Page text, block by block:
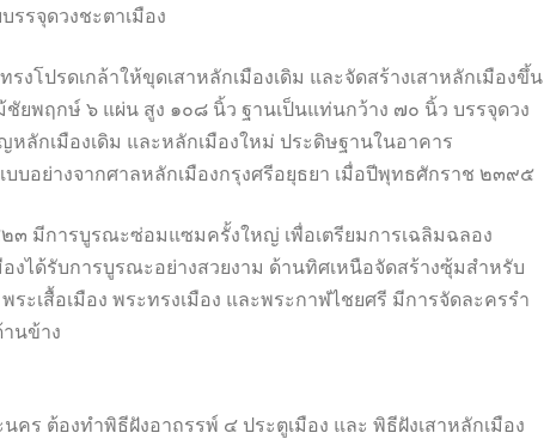
รรจุดวงชะตาเมือง
โปรดเกล้าให้ขุดเสาหลักเมืองเดิม และจัดสร้างเสาหลักเมืองขึ้น
พฤกษ์ ๖ แผ่น สูง ๑๐๘ นิ้ว ฐานเป็นแท่นกว้าง ๗๐ นิ้ว บรรจุดวง
ลักเมืองเดิม และหลักเมืองใหม่ ประดิษฐานในอาคาร
บอย่างจากศาลหลักเมืองกรุงศรีอยุธยา เมื่อปีพุทธศักราช ๒๓๙๕
มีการบูรณะซ่อมแซมครั้งใหญ่ เพื่อเตรียมการเฉลิมฉลอง
ได้รับการบูรณะอย่างสวยงาม ด้านทิศเหนือจัดสร้างซุ้มสำหรับ
ะเสื้อเมือง พระทรงเมือง และพระกาฬไชยศรี มีการจัดละครรำ
นข้าง
ร ต้องทำพิธีฝังอาถรรพ์ ๔ ประตูเมือง และ พิธีฝังเสาหลักเมือง